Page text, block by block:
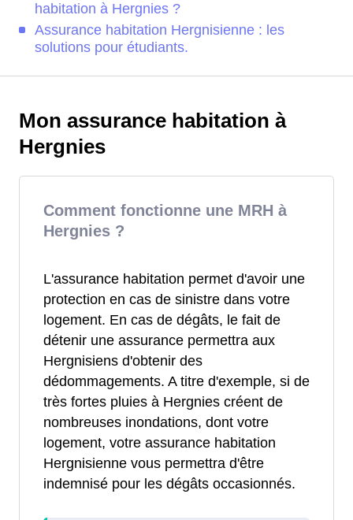
habitation à Hergnies ?
Assurance habitation Hergnisienne : les
solutions pour étudiants.
Mon assurance habitation à
Hergnies
Comment fonctionne une MRH à
Hergnies ?
L'assurance habitation permet d'avoir une
protection en cas de sinistre dans votre
logement. En cas de dégâts, le fait de
détenir une assurance permettra aux
Hergnisiens d'obtenir des
dédommagements. A titre d'exemple, si de
très fortes pluies à Hergnies créent de
nombreuses inondations, dont votre
logement, votre assurance habitation
Hergnisienne vous permettra d'être
indemnisé pour les dégâts occasionnés.